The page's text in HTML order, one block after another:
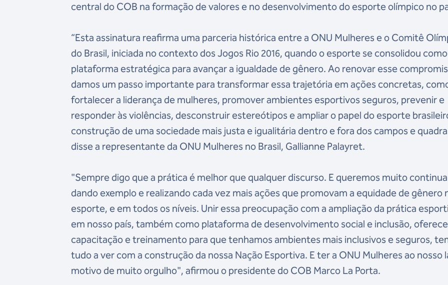
central do COB na formação de valores e no desenvolvimento do esporte olímpico no
“Esta assinatura reafirma uma parceria histórica entre a ONU Mulheres e o Comitê
do Brasil, iniciada no contexto dos Jogos Rio 2016, quando o esporte se consolidou
plataforma estratégica para avançar a igualdade de gênero. Ao renovar esse
damos um passo importante para transformar essa trajetória em ações concretas,
fortalecer a liderança de mulheres, promover ambientes esportivos seguros, prevenir e
responder às violências, desconstruir estereótipos e ampliar o papel do esporte
construção de uma sociedade mais justa e igualitária dentro e fora dos campos e
disse a representante da ONU Mulheres no Brasil, Gallianne Palayret.
"Sempre digo que a prática é melhor que qualquer discurso. E queremos muito
dando exemplo e realizando cada vez mais ações que promovam a equidade de gênero
esporte, e em todos os níveis. Unir essa preocupação com a ampliação da prática
em nosso país, também como plataforma de desenvolvimento social e inclusão,
capacitação e treinamento para que tenhamos ambientes mais inclusivos e seguros,
tudo a ver com a construção da nossa Nação Esportiva. E ter a ONU Mulheres ao nosso
motivo de muito orgulho", afirmou o presidente do COB Marco La Porta.